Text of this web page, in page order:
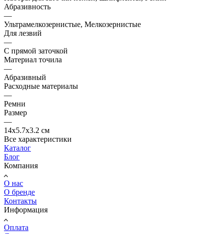
Абразивность
—
Ультрамелкозернистые, Мелкозернистые
Для лезвий
—
С прямой заточкой
Материал точила
—
Абразивный
Расходные материалы
—
Ремни
Размер
—
14x5.7x3.2 см
Все характеристики
Каталог
Блог
Компания
О нас
О бренде
Контакты
Информация
Оплата